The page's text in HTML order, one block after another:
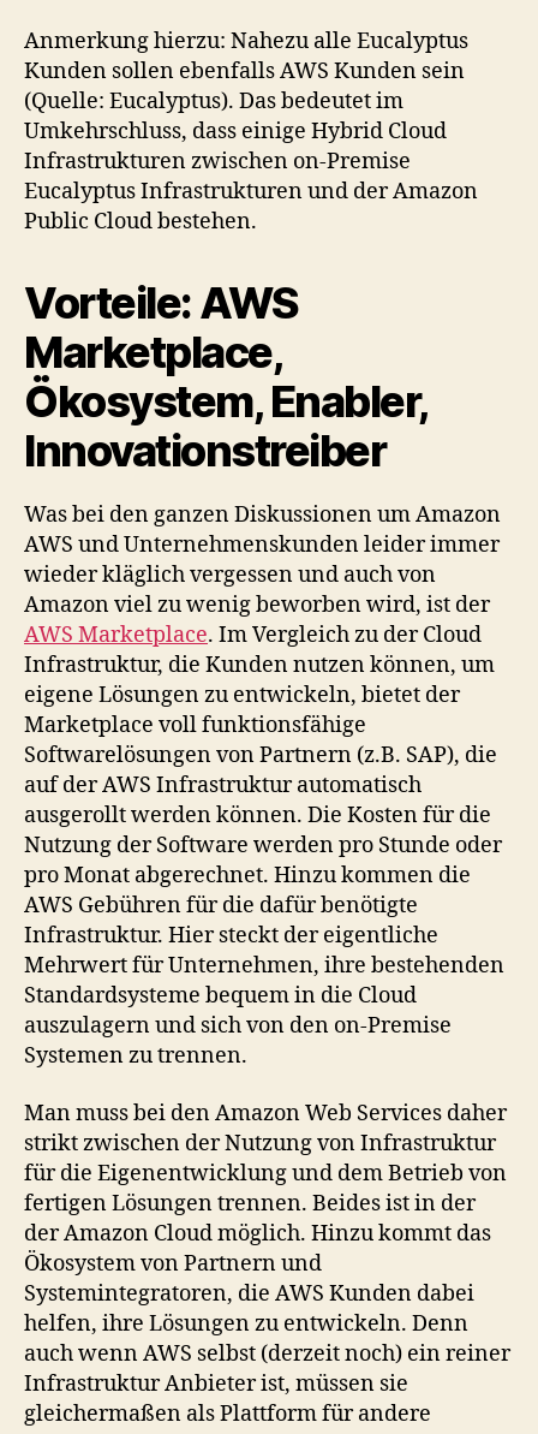
Anmerkung hierzu: Nahezu alle Eucalyptus
Kunden sollen ebenfalls AWS Kunden sein
(Quelle: Eucalyptus). Das bedeutet im
Umkehrschluss, dass einige Hybrid Cloud
Infrastrukturen zwischen on-Premise
Eucalyptus Infrastrukturen und der Amazon
Public Cloud bestehen.
Vorteile: AWS
Marketplace,
Ökosystem, Enabler,
Innovationstreiber
Was bei den ganzen Diskussionen um Amazon
AWS und Unternehmenskunden leider immer
wieder kläglich vergessen und auch von
Amazon viel zu wenig beworben wird, ist der
AWS Marketplace. Im Vergleich zu der Cloud
Infrastruktur, die Kunden nutzen können, um
eigene Lösungen zu entwickeln, bietet der
Marketplace voll funktionsfähige
Softwarelösungen von Partnern (z.B. SAP), die
auf der AWS Infrastruktur automatisch
ausgerollt werden können. Die Kosten für die
Nutzung der Software werden pro Stunde oder
pro Monat abgerechnet. Hinzu kommen die
AWS Gebühren für die dafür benötigte
Infrastruktur. Hier steckt der eigentliche
Mehrwert für Unternehmen, ihre bestehenden
Standardsysteme bequem in die Cloud
auszulagern und sich von den on-Premise
Systemen zu trennen.
Man muss bei den Amazon Web Services daher
strikt zwischen der Nutzung von Infrastruktur
für die Eigenentwicklung und dem Betrieb von
fertigen Lösungen trennen. Beides ist in der
der Amazon Cloud möglich. Hinzu kommt das
Ökosystem von Partnern und
Systemintegratoren, die AWS Kunden dabei
helfen, ihre Lösungen zu entwickeln. Denn
auch wenn AWS selbst (derzeit noch) ein reiner
Infrastruktur Anbieter ist, müssen sie
gleichermaßen als Plattform für andere